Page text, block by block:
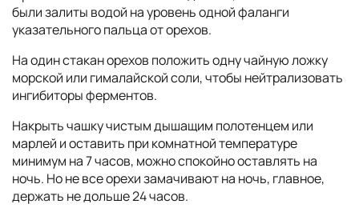
были залиты водой на уровень одной фаланги
указательного пальца от орехов.
На один стакан орехов положить одну чайную ложку
морской или гималайской соли, чтобы нейтрализовать
ингибиторы ферментов.
Накрыть чашку чистым дышащим полотенцем или
марлей и оставить при комнатной температуре
минимум на 7 часов, можно спокойно оставлять на
ночь. Но не все орехи замачивают на ночь, главное,
держать не дольше 24 часов.